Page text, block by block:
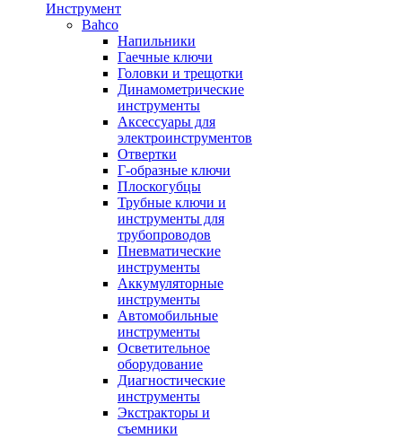
Инструмент
Bahco
Напильники
Гаечные ключи
Головки и трещотки
Динамометрические
инструменты
Аксессуары для
электроинструментов
Отвертки
Г-образные ключи
Плоскогубцы
Трубные ключи и
инструменты для
трубопроводов
Пневматические
инструменты
Аккумуляторные
инструменты
Автомобильные
инструменты
Осветительное
оборудование
Диагностические
инструменты
Экстракторы и
съемники